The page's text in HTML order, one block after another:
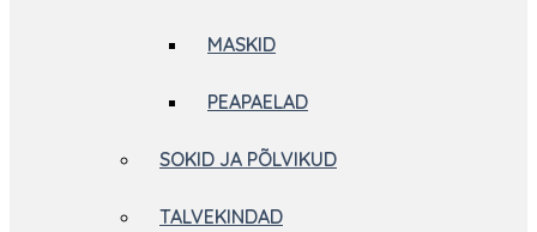
MASKID
PEAPAELAD
SOKID JA PÕLVIKUD
TALVEKINDAD